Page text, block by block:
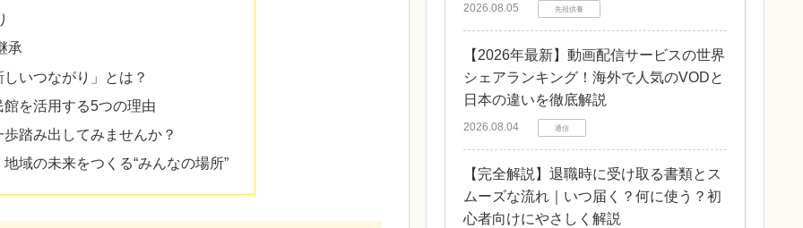
承
いつながり」とは？
を活用する5つの理由
踏み出してみませんか？
域の未来をつくる“みんなの場所”
2026.08.05 先祖供養
【2026年最新】動画配信サービスの世界
シェアランキング！海外で人気のVODと
日本の違いを徹底解説
2026.08.04 通信
【完全解説】退職時に受け取る書類とス
ムーズな流れ｜いつ届く？何に使う？初
心者向けにやさしく解説